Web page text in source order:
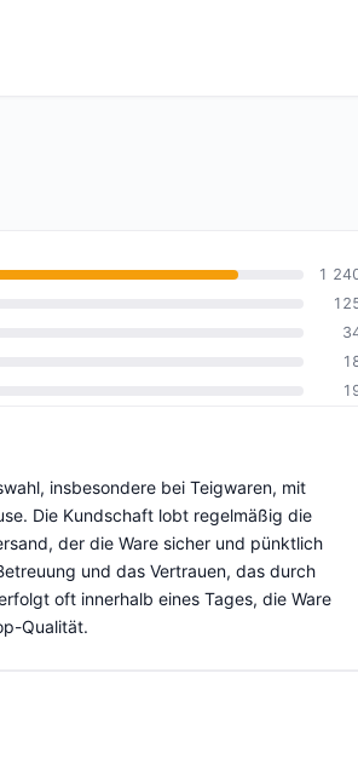
1
insbesondere bei Teigwaren, mit
Die Kundschaft lobt regelmäßig die
der die Ware sicher und pünktlich
und das Vertrauen, das durch
oft innerhalb eines Tages, die Ware
Qualität.